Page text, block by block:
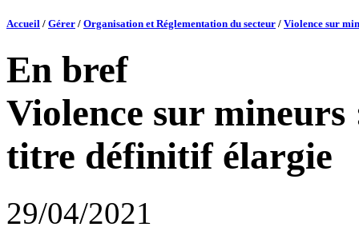
Accueil / Gérer / Organisation et Réglementation du secteur / Violence sur
En bref
Violence sur
titre définitif élargie
29/04/2021